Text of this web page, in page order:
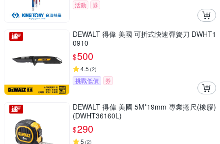
活動 券
DEWALT 得偉 美國 可折式快速彈簧刀 DWHT1
0910
$500
4.5 (2)
挑戰低價 券
DEWALT 得偉 美國 5M*19mm 專業捲尺(橡膠)
(DWHT36160L)
$290
5 (2)